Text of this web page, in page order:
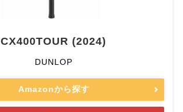
CX400TOUR (2024)
DUNLOP
Amazonから探す